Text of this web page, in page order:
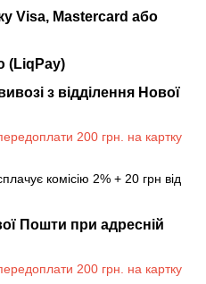
Visa, Mastercard або
(LiqPay)
з відділення Нової
200 грн. на картку
комісію 2% + 20 грн від
Пошти при адресній
200 грн. на картку